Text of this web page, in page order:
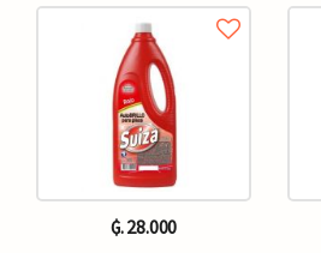
₲. 28.000